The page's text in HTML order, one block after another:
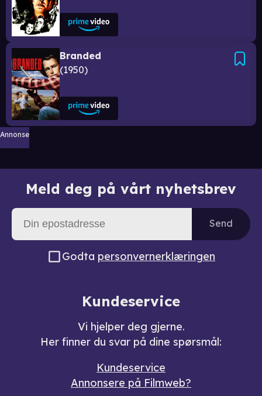
Branded
1950
Annonse
Meld deg på vårt nyhetsbrev
Send
Godta personvernerklæringen
Kundeservice
Vi hjelper deg gjerne.
Her finner du svar på dine spørsmål:
Kundeservice
Annonsere på Filmweb?